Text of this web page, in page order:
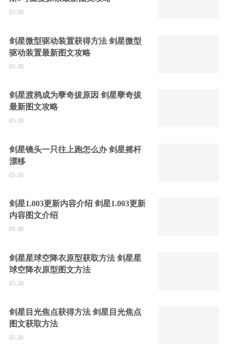
05-30
剑星微型驱动装置获得方法 剑星微型
驱动装置最新图文攻略
05-30
剑星渡鸦成为孽奇拔原因 剑星孽奇拔
最新图文攻略
05-30
剑星镜头一只往上跑怎么办 剑星摇杆
漂移
05-30
剑星1.003更新内容介绍 剑星1.003更新
内容图文介绍
05-30
剑星星球空降衣原型获取方法 剑星星
球空降衣原型图文方法
05-30
剑星目光焦点获得方法 剑星目光焦点
图文获取方法
05-30